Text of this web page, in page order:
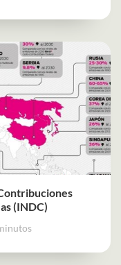
(INDC)